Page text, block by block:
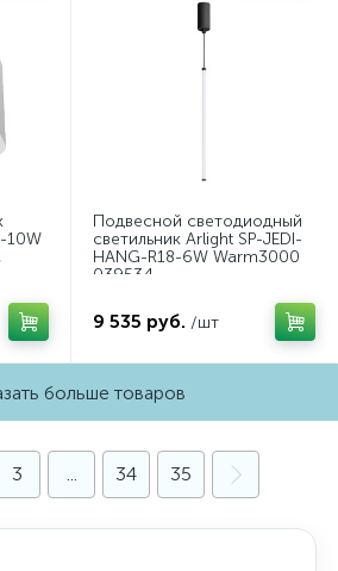
10W
Подвесной светодиодный
светильник Arlight SP-JEDI-
HANG-R18-6W Warm3000
039534
9 535 руб. /шт
больше товаров
3 ... 34 35